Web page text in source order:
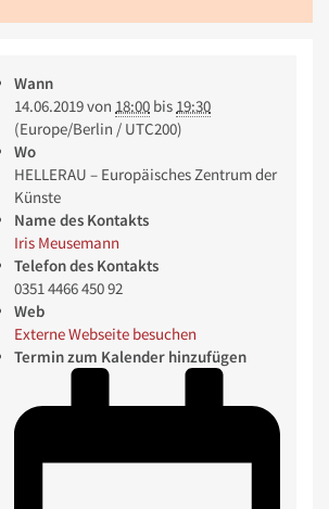
Wann
14.06.2019von 18:00 bis 19:30
(Europe/Berlin / UTC200)
Wo
HELLERAU – Europäisches Zentrum der
Künste
Name des Kontakts
Iris Meusemann
Telefon des Kontakts
0351 4466 450 92
Web
Externe Webseite besuchen
Termin zum Kalender hinzufügen